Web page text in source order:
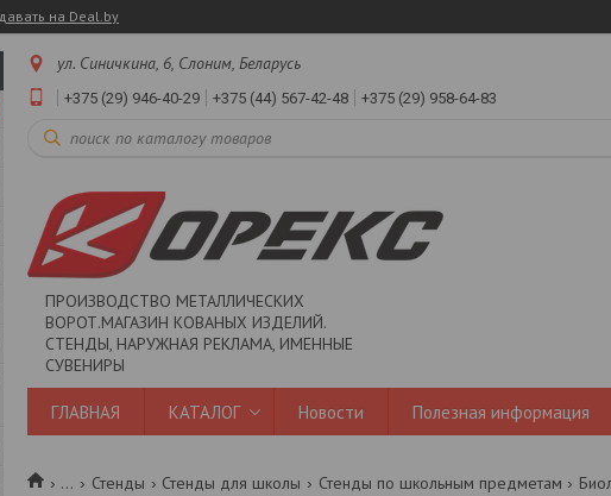
на Deal.by
ул. Синичкина, 6, Слоним, Беларусь
+375 (29) 946-40-29 +375 (44) 567-42-48 +375 (29) 958-64-83
ПРОИЗВОДСТВО МЕТАЛЛИЧЕСКИХ
ВОРОТ.МАГАЗИН КОВАНЫХ ИЗДЕЛИЙ.
СТЕНДЫ, НАРУЖНАЯ РЕКЛАМА, ИМЕННЫЕ
СУВЕНИРЫ
ГЛАВНАЯ КАТАЛОГ Новости Полезная информация
... Стенды Стенды для школы Стенды по школьным предметам